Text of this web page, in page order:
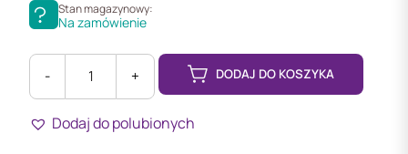
Stan magazynowy:
Na zamówienie
-
MC16-
PAC-
+ DODAJ DO KOSZYKA
Dodaj do polubionych